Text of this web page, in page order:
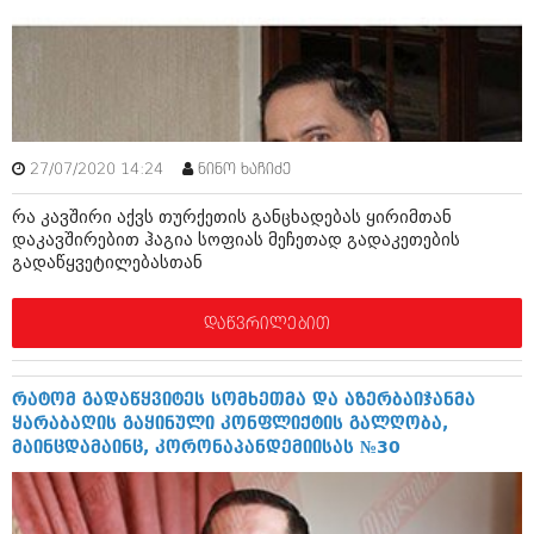
თებერვალი 2014 (318)
ნოემბერი 2013 (279)
ოქტომბერი 2013 (256)
აგვისტო 2013 (89)
ივლისი 2013 (182)
ივნისი 2013 (212)
მაისი 2013 (259)
აპრილი 2013 (304)
თებერვალი 2013 (204)
დეკემბერი 2012 (98)
ოქტომბერი 2012 (350)
სექტემბერი 2012 (264)
აგვისტო 2012 (268)
ივლისი 2012 (322)
ივნისი 2012 (282)
მაისი 2012 (240)
27/07/2020 14:24 ნინო ხაჩიძე
რა კავშირი აქვს თურქეთის განცხადებას ყირიმთან
დაკავშირებით ჰაგია სოფიას მეჩეთად გადაკეთების
გადაწყვეტილებასთან
დაწვრილებით
რატომ გადაწყვიტეს სომხეთმა და აზერბაიჯანმა
ყარაბაღის გაყინული კონფლიქტის გალღობა,
მაინცდამაინც, კორონაპანდემიისას №30